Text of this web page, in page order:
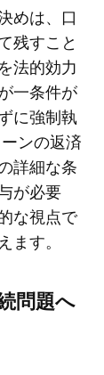
めは、口
残すこと
法的効力
一条件が
に強制執
ンの返済
詳細な条
が必要
な視点で
す。
問題へ